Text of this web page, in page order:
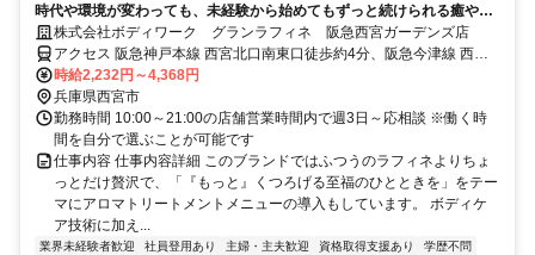
時代や環境が変わっても、未経験から始めてもずっと続けられる癒やし
の仕事。手に職を身につけて、生き方を変えよう。
株式会社ボディワーク グランラフィネ 阪急西宮ガーデンズ店
アクセス 阪急神戸本線 西宮北口南東口徒歩約4分、阪急今津線 西宮
北口南東口徒歩約4分、連絡バス 西宮北口徒歩約5分 最寄駅：西宮北
口駅
時給2,232円～4,368円
兵庫県西宮市
勤務時間 10:00～21:00の店舗営業時間内で週3日～応相談 ※働く時
間を自分で選ぶことが可能です
仕事内容 仕事内容詳細 このブランドではふつうのラフィネよりちょ
っとだけ贅沢で、「『もっと』くつろげる至福のひとときを」をテー
マにアロマトリートメントメニューの導入もしています。 ボディケ
ア技術に加え...
業界未経験者歓迎 社員登用あり 主婦・主夫歓迎 資格取得支援あり
学歴不問